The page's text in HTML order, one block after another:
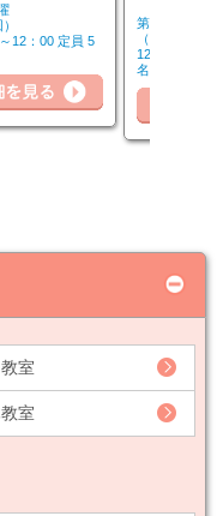
12：00 定員 5
第１・３・
（全8回）
12：30～14
名
詳細を見る
室
室